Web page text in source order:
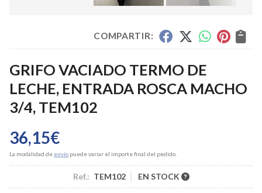
COMPARTIR:
GRIFO VACIADO TERMO DE
LECHE, ENTRADA ROSCA MACHO
3/4, TEM102
36,15€
La modalidad de envío puede variar el importe final del pedido.
Ref.: TEM102 EN STOCK